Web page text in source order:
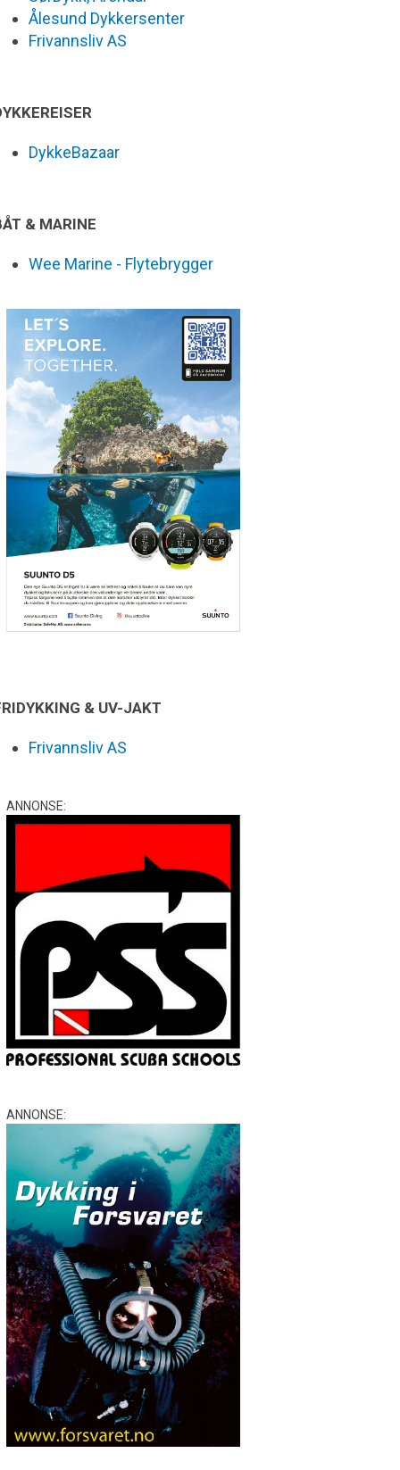
Ålesund Dykkersenter
Frivannsliv AS
DykkeBazaar
& MARINE
Wee Marine - Flytebrygger
& UV-JAKT
Frivannsliv AS
ANNONSE:
ANNONSE: